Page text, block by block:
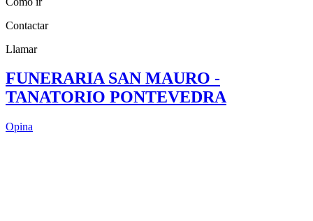
Contactar
Llamar
FUNERARIA SAN MAURO -
TANATORIO PONTEVEDRA
Opina